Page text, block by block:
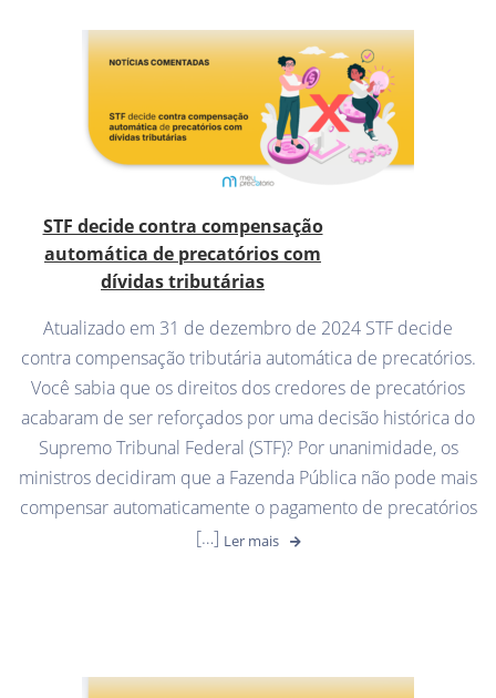
STF decide contra compensação
automática de precatórios com
dívidas tributárias
Atualizado em 31 de dezembro de 2024 STF decide
contra compensação tributária automática de precatórios.
Você sabia que os direitos dos credores de precatórios
acabaram de ser reforçados por uma decisão histórica do
Supremo Tribunal Federal (STF)? Por unanimidade, os
ministros decidiram que a Fazenda Pública não pode mais
compensar automaticamente o pagamento de precatórios
[…] Ler mais